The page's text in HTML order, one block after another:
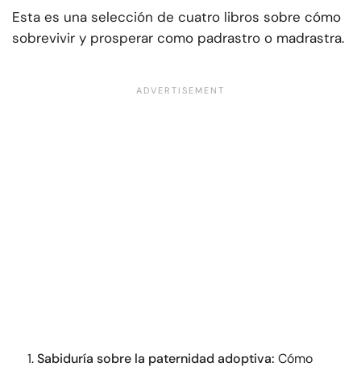
Esta es una selección de cuatro libros sobre cómo
sobrevivir y prosperar como padrastro o madrastra.
Sabiduría sobre la paternidad adoptiva: Cómo